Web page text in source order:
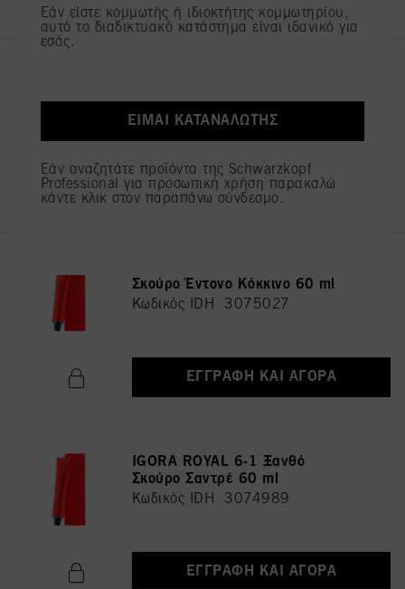
ΕΓΓΡΑΦΉ ΚΑΙ ΑΓΟΡΆ
Σκούρο Έντονο Κόκκινο 60 ml
Κωδικός IDH 3075027
ΕΓΓΡΑΦΉ ΚΑΙ ΑΓΟΡΆ
IGORA ROYAL 6-1 Ξανθό
Σκούρο Σαντρέ 60 ml
Κωδικός IDH 3074989
ΕΓΓΡΑΦΉ ΚΑΙ ΑΓΟΡΆ
Εάν είστε κομμωτής ή ιδιοκτήτης κομμωτηρίου,
αυτό το διαδικτυακό κατάστημα είναι ιδανικό για
εσάς.
ΕΊΜΑΙ ΚΑΤΑΝΑΛΩΤΉΣ
Εάν αναζητάτε προϊόντα της Schwarzkopf
Professional για προσωπική χρήση παρακαλώ
κάντε κλικ στον παραπάνω σύνδεσμο.